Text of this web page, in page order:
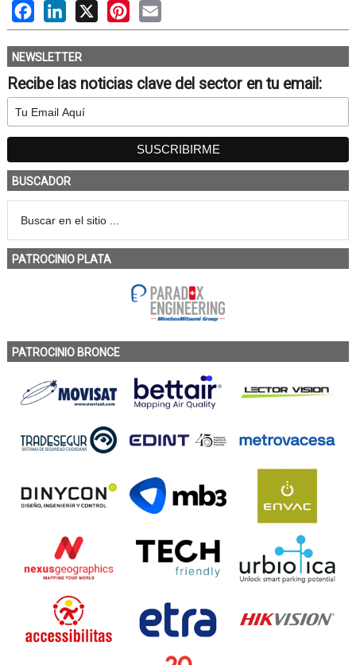
FacebookLinkedIn
X PinterestEmail
NEWSLETTER
Recibe las noticias clave del sector en tu email:
BUSCADOR
PATROCINIO PLATA
PATROCINIO BRONCE